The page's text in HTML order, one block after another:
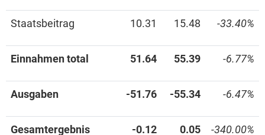
Staatsbeitrag 10.31 15.48 -33.40%
Einnahmen total 51.64 55.39 -6.77%
Ausgaben -51.76 -55.34 -6.47%
Gesamtergebnis -0.12 0.05 -340.00%